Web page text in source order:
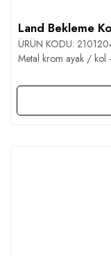
Land Bekleme
ÜRÜN KODU:
Metal krom ayak / kol